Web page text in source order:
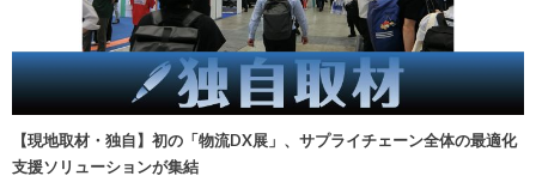
【現地取材・独自】初の「物流DX展」、サプライチェーン全体の最適化
支援ソリューションが集結